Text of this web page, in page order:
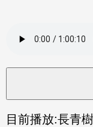
目前播放:長青樹